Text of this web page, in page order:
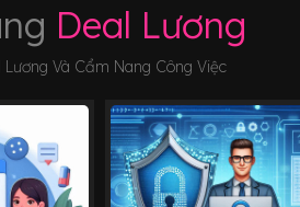
Deal Lương
Lương Và Cẩm Nang Công Việc